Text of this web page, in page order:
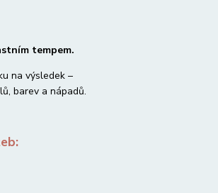
tempem.
na výsledek –
barev a nápadů.